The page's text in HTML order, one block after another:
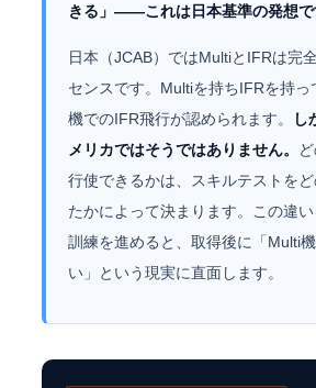
きる」——これは日本基準の発想で
日本（JCAB）ではMultiとIFRは完
センスです。Multiを持ちIFRを持っ
機でのIFR飛行が認められます。
し
メリカではそうではありません。
行使できるかは、スキルテストを
たかによって決まります。この違
訓練を進めると、取得後に「Multi
い」という現実に直面します。